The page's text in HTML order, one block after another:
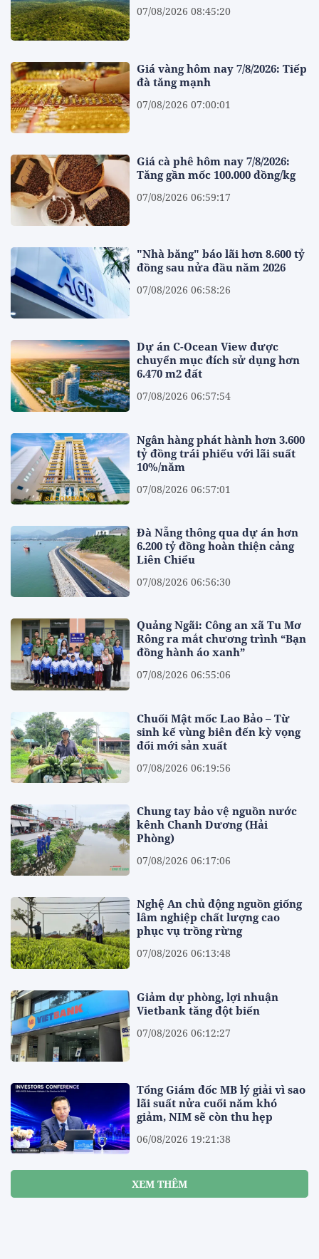
07/08/2026 08:45:20
Giá vàng hôm nay 7/8/2026: Tiếp
đà tăng mạnh
07/08/2026 07:00:01
Giá cà phê hôm nay 7/8/2026:
Tăng gần mốc 100.000 đồng/kg
07/08/2026 06:59:17
"Nhà băng" báo lãi hơn 8.600 tỷ
đồng sau nửa đầu năm 2026
07/08/2026 06:58:26
Dự án C-Ocean View được
chuyển mục đích sử dụng hơn
6.470 m2 đất
07/08/2026 06:57:54
Ngân hàng phát hành hơn 3.600
tỷ đồng trái phiếu với lãi suất
10%/năm
07/08/2026 06:57:01
Đà Nẵng thông qua dự án hơn
6.200 tỷ đồng hoàn thiện cảng
Liên Chiểu
07/08/2026 06:56:30
Quảng Ngãi: Công an xã Tu Mơ
Rông ra mắt chương trình “Bạn
đồng hành áo xanh”
07/08/2026 06:55:06
Chuối Mật mốc Lao Bảo – Từ
sinh kế vùng biên đến kỳ vọng
đổi mới sản xuất
07/08/2026 06:19:56
Chung tay bảo vệ nguồn nước
kênh Chanh Dương (Hải
Phòng)
07/08/2026 06:17:06
Nghệ An chủ động nguồn giống
lâm nghiệp chất lượng cao
phục vụ trồng rừng
07/08/2026 06:13:48
Giảm dự phòng, lợi nhuận
Vietbank tăng đột biến
07/08/2026 06:12:27
Tổng Giám đốc MB lý giải vì sao
lãi suất nửa cuối năm khó
giảm, NIM sẽ còn thu hẹp
06/08/2026 19:21:38
XEM THÊM